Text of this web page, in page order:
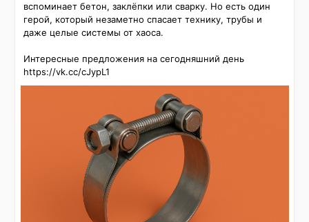
вспоминает бетон, заклёпки или сварку. Но есть один
герой, который незаметно спасает технику, трубы и
даже целые системы от хаоса.
Интересные предложения на сегодняшний день
https://vk.cc/cJypL1